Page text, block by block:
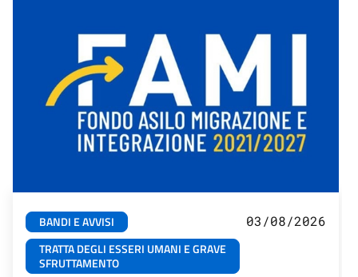
BANDI E AVVISI
TRATTA DEGLI ESSERI UMANI E GRAVE
SFRUTTAMENTO
03/08/2026